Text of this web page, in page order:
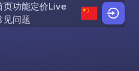
Skip to content
页功能定价Live
见问题